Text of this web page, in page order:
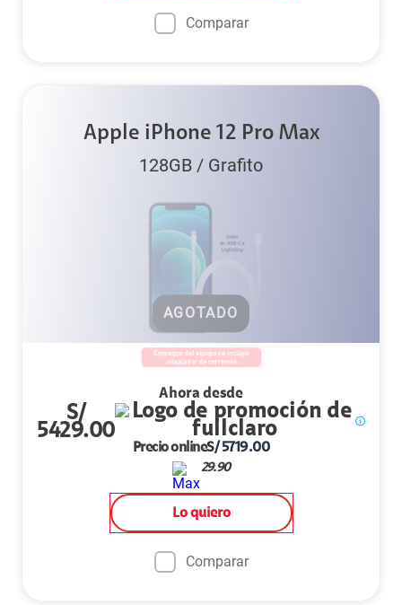
Comparar
Apple iPhone 12 Pro Max
128GB / Grafito
AGOTADO
Ahora desde
S/
5429.00
Precio onlineS/5719.00
29.90
Lo quiero
Comparar